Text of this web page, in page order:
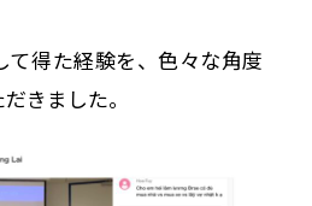
て得た経験を、色々な角度
きました。